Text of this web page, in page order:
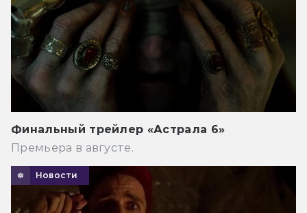
Финальный трейлер «Астрала 6»
Премьера в августе.
Новости